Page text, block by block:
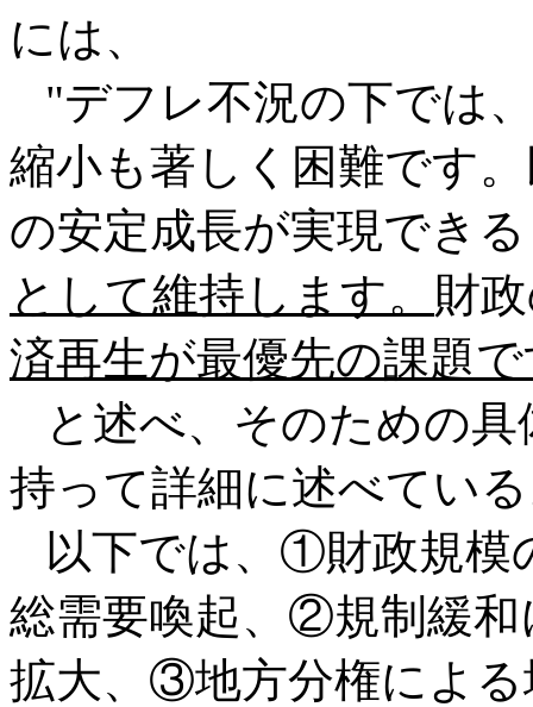
には、
"デフレ不況の下では
縮小も著しく困難です
の安定成長が実現でき
として維持します。 財
済再生が最優先の課題
と述べ、そのための具
持って詳細に述べてい
以下では、①財政規模
総需要喚起、②規制緩
拡大、③地方分権によ